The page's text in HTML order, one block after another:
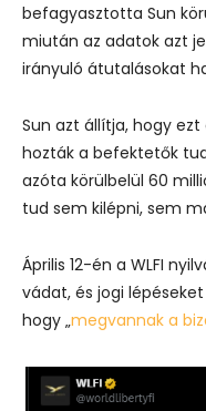
befagyasztotta Sun
miután az adatok azt
irányuló átutalásokat
Sun azt állítja, hogy
hozták a befektetők
azóta körülbelül 60
tud sem kilépni, sem
Április 12-én a WLFI
vádat, és jogi
hogy „megvannak a